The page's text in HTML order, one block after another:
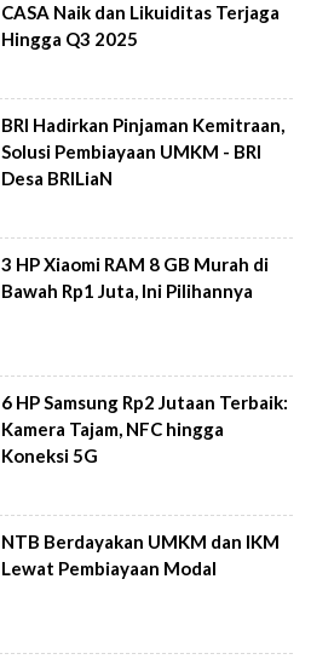
CASA Naik dan Likuiditas Terjaga
Hingga Q3 2025
BRI Hadirkan Pinjaman Kemitraan,
Solusi Pembiayaan UMKM - BRI
Desa BRILiaN
3 HP Xiaomi RAM 8 GB Murah di
Bawah Rp1 Juta, Ini Pilihannya
6 HP Samsung Rp2 Jutaan Terbaik:
Kamera Tajam, NFC hingga
Koneksi 5G
NTB Berdayakan UMKM dan IKM
Lewat Pembiayaan Modal